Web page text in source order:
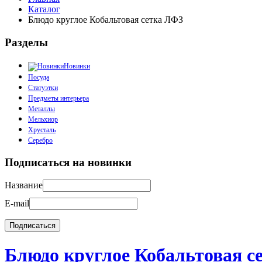
Каталог
Блюдо круглое Кобальтовая сетка ЛФЗ
Разделы
Новинки
Посуда
Статуэтки
Предметы интерьера
Металлы
Мельхиор
Хрусталь
Серебро
Подписаться на новинки
Название
E-mail
Блюдо круглое Кобальтовая